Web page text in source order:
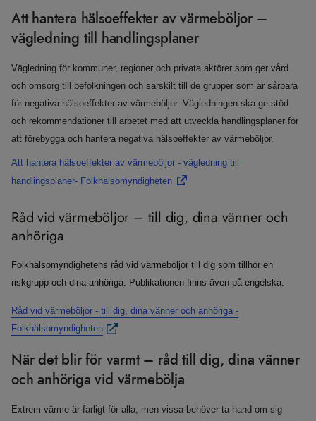
Att hantera hälsoeffekter av värmeböljor –
vägledning till handlingsplaner
Vägledning för kommuner, regioner och privata aktörer som ger vård
och omsorg till befolkningen och särskilt till de grupper som är sårbara
för negativa hälsoeffekter av värmeböljor. Vägledningen ska ge stöd
och rekommendationer till arbetet med att utveckla handlingsplaner för
att förebygga och hantera negativa hälsoeffekter av värmeböljor.
Att hantera hälsoeffekter av värmeböljor - vägledning till
handlingsplaner- Folkhälsomyndigheten
​Råd vid värmeböljor – till dig, dina vänner och
anhöriga
Folkhälsomyndighetens råd vid värmeböljor till dig som tillhör en
riskgrupp och dina anhöriga. Publikationen finns även på engelska.
Råd vid värmeböljor - till dig, dina vänner och anhöriga -
Folkhälsomyndigheten
När det blir för varmt – råd till dig, dina vänner
och anhöriga vid värmebölja
Extrem värme är farligt för alla, men vissa behöver ta hand om sig